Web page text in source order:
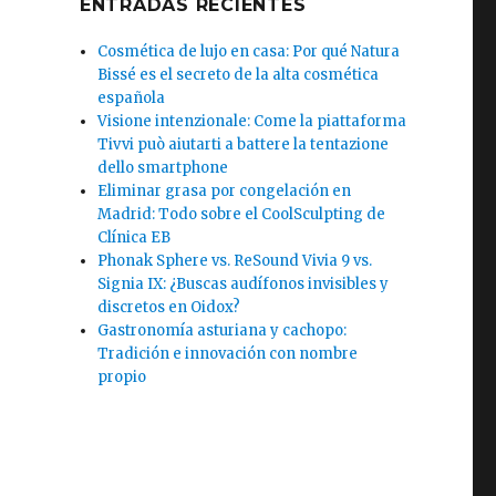
ENTRADAS RECIENTES
Cosmética de lujo en casa: Por qué Natura
Bissé es el secreto de la alta cosmética
española
Visione intenzionale: Come la piattaforma
Tivvi può aiutarti a battere la tentazione
dello smartphone
Eliminar grasa por congelación en
Madrid: Todo sobre el CoolSculpting de
Clínica EB
Phonak Sphere vs. ReSound Vivia 9 vs.
Signia IX: ¿Buscas audífonos invisibles y
discretos en Oidox?
Gastronomía asturiana y cachopo:
Tradición e innovación con nombre
propio